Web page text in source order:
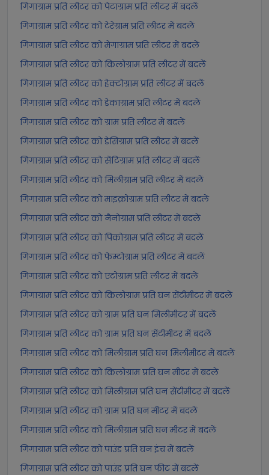
गिगाग्राम प्रति लीटर को पेटाग्राम प्रति लीटर में बदलें
गिगाग्राम प्रति लीटर को टेरेग्राम प्रति लीटर में बदलें
गिगाग्राम प्रति लीटर को मेगाग्राम प्रति लीटर में बदलें
गिगाग्राम प्रति लीटर को किलोग्राम प्रति लीटर में बदलें
गिगाग्राम प्रति लीटर को हेक्टोग्राम प्रति लीटर में बदलें
गिगाग्राम प्रति लीटर को डेकाग्राम प्रति लीटर में बदलें
गिगाग्राम प्रति लीटर को ग्राम प्रति लीटर में बदलें
गिगाग्राम प्रति लीटर को डेसिग्राम प्रति लीटर में बदलें
गिगाग्राम प्रति लीटर को सेंटिग्राम प्रति लीटर में बदलें
गिगाग्राम प्रति लीटर को मिलीग्राम प्रति लीटर में बदलें
गिगाग्राम प्रति लीटर को माइक्रोग्राम प्रति लीटर में बदलें
गिगाग्राम प्रति लीटर को नैनोग्राम प्रति लीटर में बदलें
गिगाग्राम प्रति लीटर को पिकोग्राम प्रति लीटर में बदलें
गिगाग्राम प्रति लीटर को फेम्टोग्राम प्रति लीटर में बदलें
गिगाग्राम प्रति लीटर को एटोग्राम प्रति लीटर में बदलें
गिगाग्राम प्रति लीटर को किलोग्राम प्रति घन सेंटीमीटर में बदलें
गिगाग्राम प्रति लीटर को ग्राम प्रति घन मिलीमीटर में बदलें
गिगाग्राम प्रति लीटर को ग्राम प्रति घन सेंटीमीटर में बदलें
गिगाग्राम प्रति लीटर को मिलीग्राम प्रति घन मिलीमीटर में बदलें
गिगाग्राम प्रति लीटर को किलोग्राम प्रति घन मीटर में बदलें
गिगाग्राम प्रति लीटर को मिलीग्राम प्रति घन सेंटीमीटर में बदलें
गिगाग्राम प्रति लीटर को ग्राम प्रति घन मीटर में बदलें
गिगाग्राम प्रति लीटर को मिलीग्राम प्रति घन मीटर में बदलें
गिगाग्राम प्रति लीटर को पाउंड प्रति घन इंच में बदलें
गिगाग्राम प्रति लीटर को पाउंड प्रति घन फीट में बदलें